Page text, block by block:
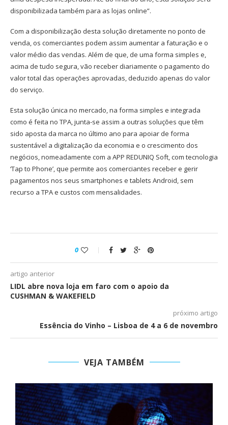
disponibilizada também para as lojas online”.
Com a disponibilização desta solução diretamente no ponto de
venda, os comerciantes podem assim aumentar a faturação e o
valor médio das vendas. Além de que, de uma forma simples e,
acima de tudo segura, vão receber diariamente o pagamento do
valor total das operações aprovadas, deduzido apenas do valor
do serviço.
Esta solução única no mercado, na forma simples e integrada
como é feita no TPA, junta-se assim a outras soluções que têm
sido aposta da marca no último ano para apoiar de forma
sustentável a digitalização da economia e o crescimento dos
negócios, nomeadamente com a APP REDUNIQ Soft, com tecnologia
‘Tap to Phone’, que permite aos comerciantes receber e gerir
pagamentos nos seus smartphones e tablets Android, sem
recurso a TPA e custos com mensalidades.
0
artigo anterior
LIDL abre nova loja em faro com o apoio da
CUSHMAN & WAKEFIELD
próximo artigo
Essência do Vinho – Lisboa de 4 a 6 de novembro
VEJA TAMBÉM